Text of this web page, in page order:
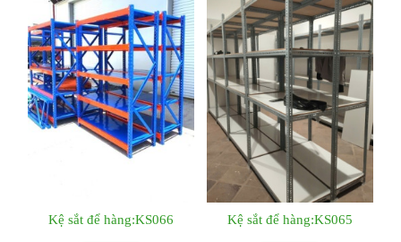
Kệ sắt để hàng:KS066 Kệ sắt để hàng:KS065